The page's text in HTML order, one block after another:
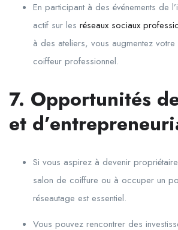
En participant à des événements de
actif sur les réseaux sociaux
à des ateliers, vous augmentez votre
coiffeur professionnel.
7. Opportunités
et
Si vous aspirez à devenir
salon de coiffure ou à occuper un
réseautage est essentiel.
Vous pouvez rencontrer des